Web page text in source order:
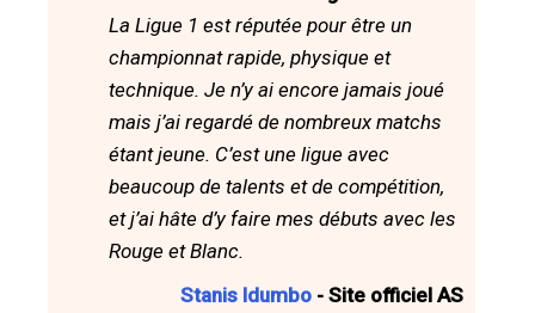
La Ligue 1 est réputée pour être un
championnat rapide, physique et
technique. Je n’y ai encore jamais joué
mais j’ai regardé de nombreux matchs
étant jeune. C’est une ligue avec
beaucoup de talents et de compétition,
et j’ai hâte d’y faire mes débuts avec les
Rouge et Blanc.
Stanis Idumbo - Site officiel AS